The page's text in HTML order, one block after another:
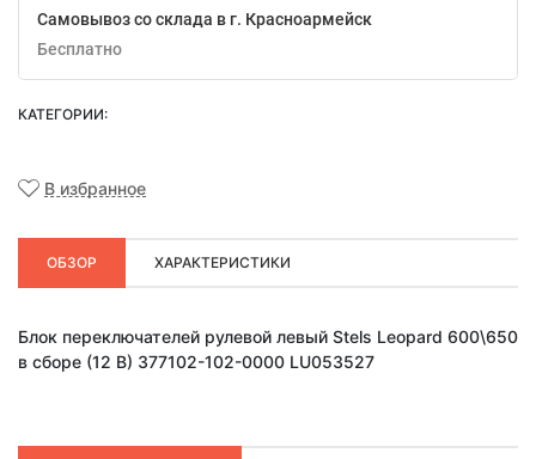
Самовывоз со склада в г. Красноармейск
Бесплатно
КАТЕГОРИИ:
В избранное
ОБЗОР ХАРАКТЕРИСТИКИ
Блок переключателей рулевой левый Stels Leopard 600\650
в сборе (12 В) 377102-102-0000 LU053527